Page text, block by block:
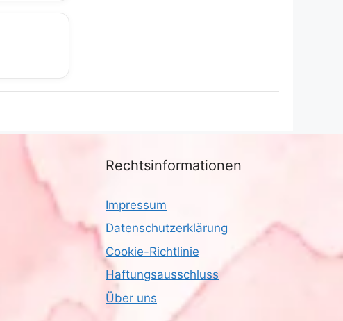
Rechtsinformationen
Impressum
Datenschutzerklärung
Cookie-Richtlinie
Haftungsausschluss
Über uns